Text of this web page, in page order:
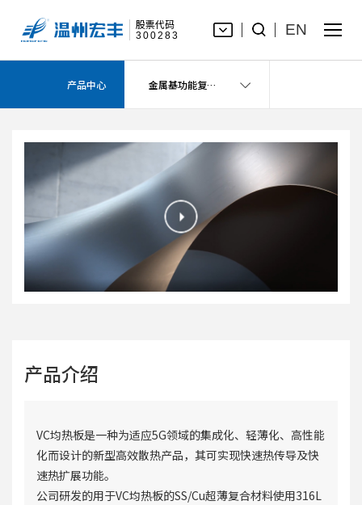
股票代码
300283 EN
产品中心 金属基功能复合材料
VC均热板用超薄复合材料
产品介绍
VC均热板是一种为适应5G领域的集成化、轻薄化、高性能
化而设计的新型高效散热产品，其可实现快速热传导及快
速热扩展功能。
公司研发的用于VC均热板的SS/Cu超薄复合材料使用316L